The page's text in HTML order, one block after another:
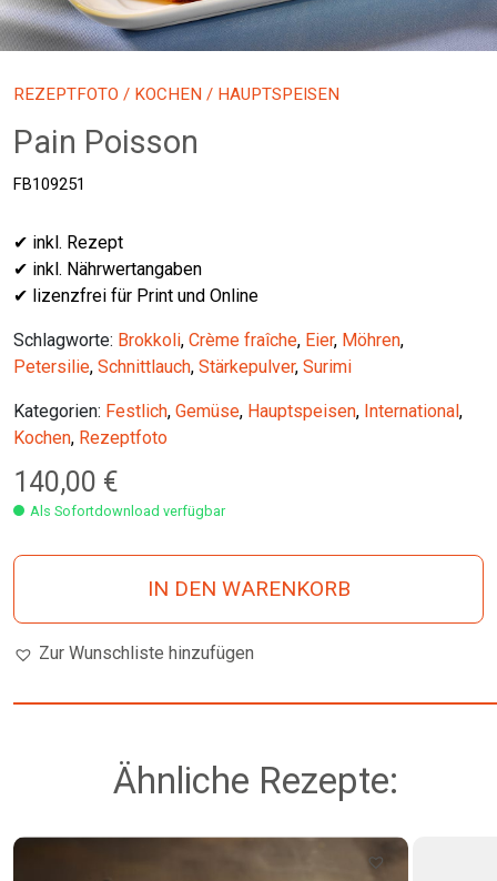
REZEPTFOTO / KOCHEN / HAUPTSPEISEN
Pain Poisson
FB109251
✔ inkl. Rezept
✔ inkl. Nährwertangaben
✔ lizenzfrei für Print und Online
Schlagworte: Brokkoli, Crème fraîche, Eier, Möhren,
Petersilie, Schnittlauch, Stärkepulver, Surimi
Kategorien: Festlich, Gemüse, Hauptspeisen, International ,
Kochen, Rezeptfoto
140,00 €
Als Sofortdownload verfügbar
IN DEN WARENKORB
Zur Wunschliste hinzufügen
Ähnliche Rezepte: